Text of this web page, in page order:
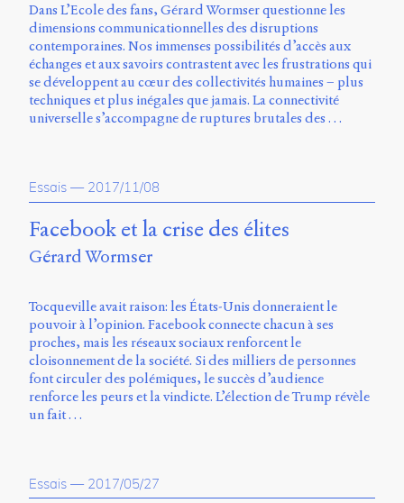
Type
Foundry
et
Muli
de
Vernon
Adams.
été
conçu
par
Julie
Bouton,
Jérémy
De
Barros,
Émile
Greis,
Timothée
Monjour,
Nicolas
Dans L’Ecole des fans, Gérard Wormser questionne les
dimensions communicationnelles des disruptions
contemporaines. Nos immenses possibilités d’accès aux
échanges et aux savoirs contrastent avec les frustrations qui
se développent au cœur des collectivités humaines – plus
techniques et plus inégales que jamais. La connectivité
universelle s’accompagne de ruptures brutales des …
Essais — 2017/11/08
Facebook et la crise des élites
Gérard Wormser
Tocqueville avait raison: les États-Unis donneraient le
pouvoir à l’opinion. Facebook connecte chacun à ses
proches, mais les réseaux sociaux renforcent le
cloisonnement de la société. Si des milliers de personnes
font circuler des polémiques, le succès d’audience
renforce les peurs et la vindicte. L’élection de Trump révèle
un fait …
Essais — 2017/05/27